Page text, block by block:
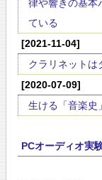
律や響きの基本
ている
[2021-11-04]
クラリネットは
[2020-07-09]
生ける「音楽史
PCオーディオ実